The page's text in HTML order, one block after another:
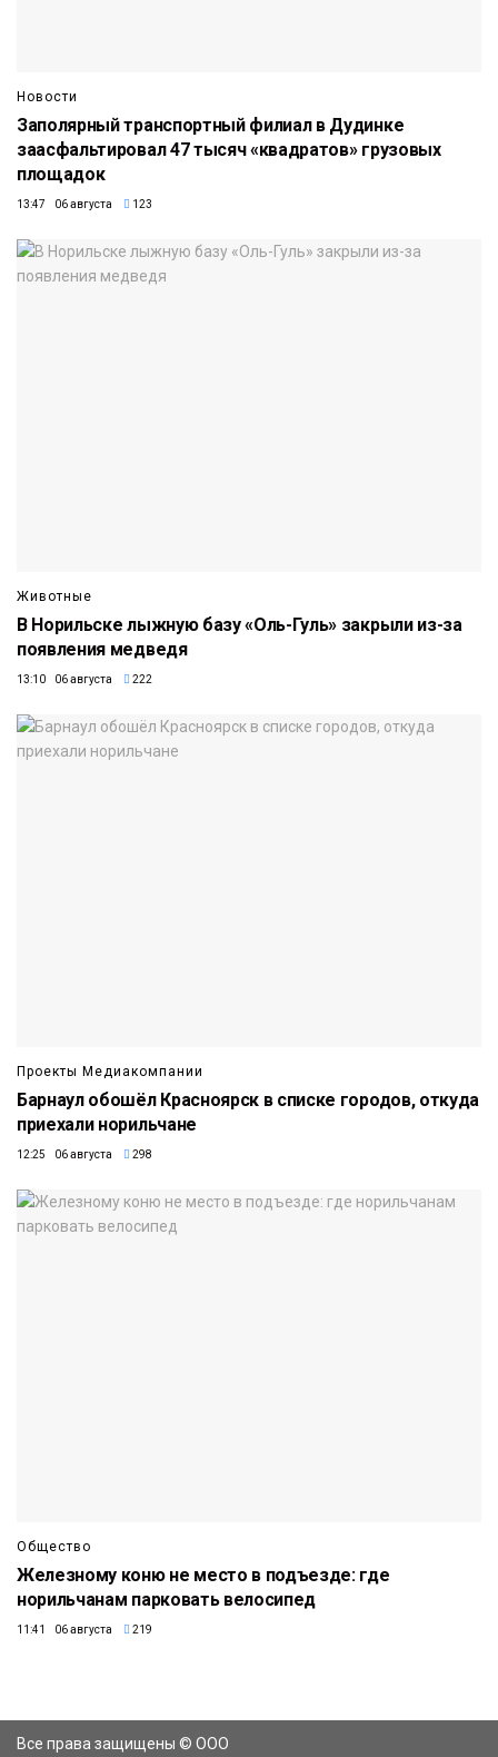
Новости
Заполярный транспортный филиал в Дудинке
заасфальтировал 47 тысяч «квадратов» грузовых
площадок
13:47 06 августа 123
Животные
В Норильске лыжную базу «Оль-Гуль» закрыли из-за
появления медведя
13:10 06 августа 222
Проекты Медиакомпании
Барнаул обошёл Красноярск в списке городов, откуда
приехали норильчане
12:25 06 августа 298
Общество
Железному коню не место в подъезде: где
норильчанам парковать велосипед
11:41 06 августа 219
Все права защищены © ООО